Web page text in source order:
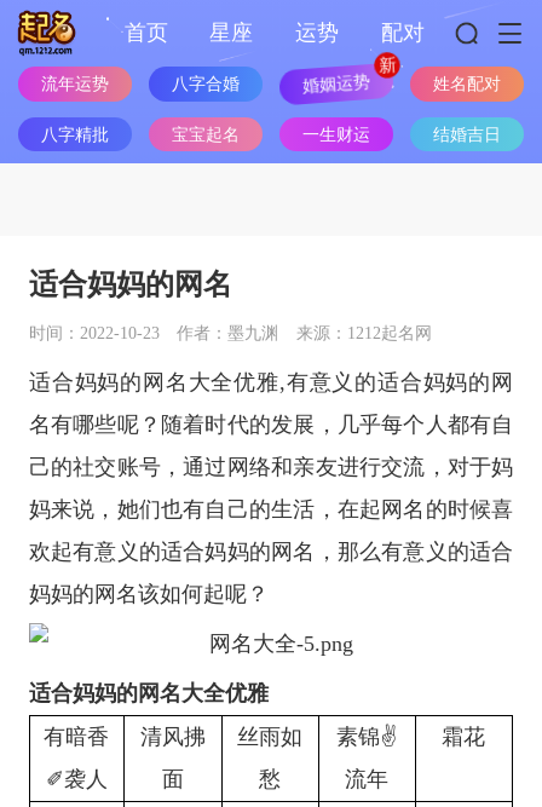
首页 星座 运势 配对
流年运势 八字合婚 婚姻运势 姓名配对
八字精批 宝宝起名 一生财运 结婚吉日
适合妈妈的网名
时间：2022-10-23 作者：墨九渊 来源：1212起名网
适合妈妈的网名大全优雅,有意义的适合妈妈的网
名有哪些呢？随着时代的发展，几乎每个人都有自
己的社交账号，通过网络和亲友进行交流，对于妈
妈来说，她们也有自己的生活，在起网名的时候喜
欢起有意义的适合妈妈的网名，那么有意义的适合
妈妈的网名该如何起呢？
适合妈妈的网名大全优雅
有暗香
✐袭人
清风拂
面
丝雨如
愁
素锦✌
流年
霜花